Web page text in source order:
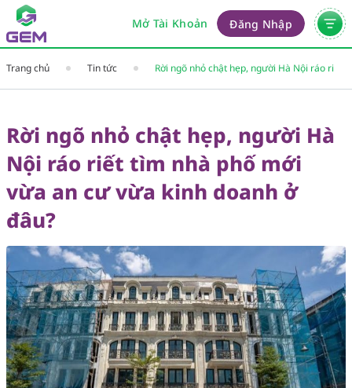
Mở Tài Khoản Đăng Nhập
Trang chủ Tin tức
Rời ngõ nhỏ chật hẹp, người Hà Nội ráo riết
ở đâu?
Rời ngõ nhỏ chật hẹp, người Hà
Nội ráo riết tìm nhà phố mới
vừa an cư vừa kinh doanh ở
đâu?